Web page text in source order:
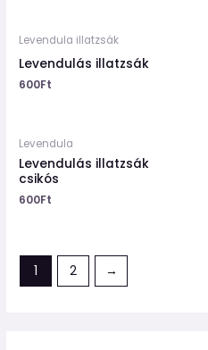
Levendula illatzsák
Levendulás illatzsák
600Ft
Levendula
Levendulás illatzsák
csikós
600Ft
1 2 →